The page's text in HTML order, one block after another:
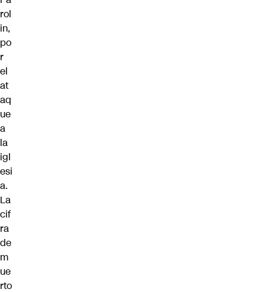
rol
in,
po
r
el
at
aq
ue
a
la
igl
esi
a.
La
cif
ra
de
m
ue
rto